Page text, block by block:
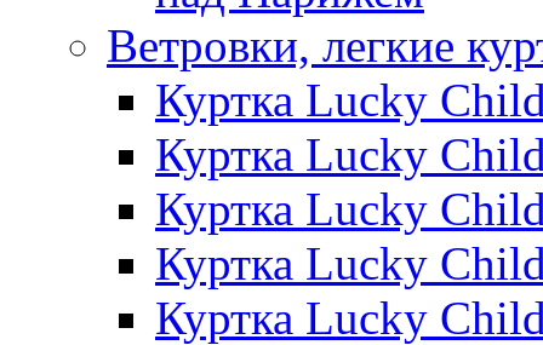
Ветровки, легкие
Куртка Lucky
Куртка Lucky
Куртка Lucky
Куртка Lucky
Куртка Lucky